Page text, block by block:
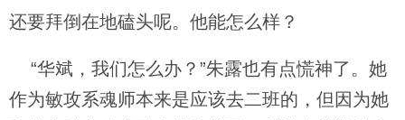
还要拜倒在地磕头呢。他能怎么样？
“华斌，我们怎么办？”朱露也有点慌神了。她
作为敏攻系魂师本来是应该去二班的，但因为她